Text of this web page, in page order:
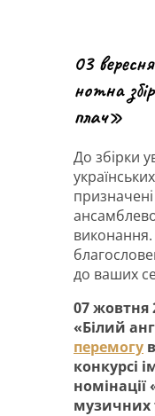
03
нотна
плач»
До збірки
до ваших
07 жовтня
«Білий
перемогу
конкурсі
музичних